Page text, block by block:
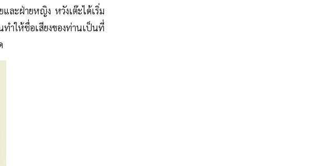
ละฝ่ายหญิง หวังเต๊ะได้เริ่ม
ทำให้ชื่อเสียงของท่านเป็นที่